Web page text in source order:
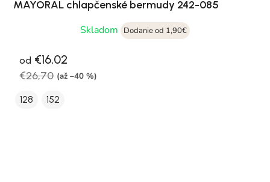
MAYORAL chlapčenské bermudy 242-085
Skladom
Dodanie od 1,90€
od €16,02
€26,70 (až –40 %)
128 152